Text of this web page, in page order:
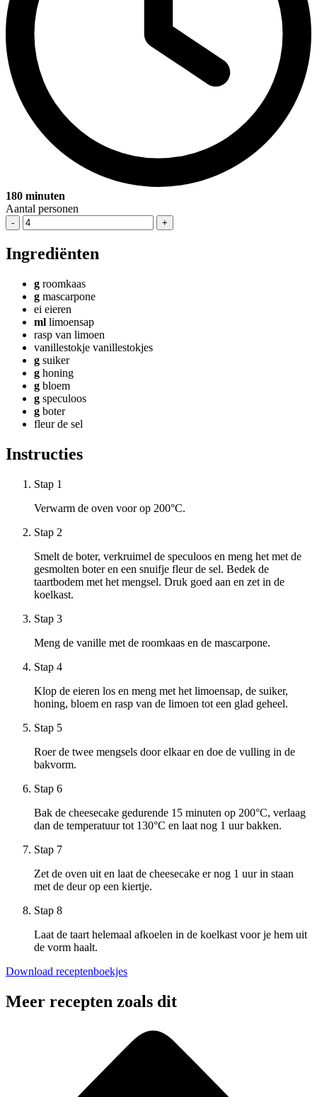
180 minuten
Aantal personen
- +
Ingrediënten
g roomkaas
g mascarpone
ei eieren
ml limoensap
rasp van limoen
vanillestokje vanillestokjes
g suiker
g honing
g bloem
g speculoos
g boter
fleur de sel
Instructies
Stap 1
Verwarm de oven voor op 200°C.
Stap 2
Smelt de boter, verkruimel de speculoos en meng het met de
gesmolten boter en een snuifje fleur de sel. Bedek de
taartbodem met het mengsel. Druk goed aan en zet in de
koelkast.
Stap 3
Meng de vanille met de roomkaas en de mascarpone.
Stap 4
Klop de eieren los en meng met het limoensap, de suiker,
honing, bloem en rasp van de limoen tot een glad geheel.
Stap 5
Roer de twee mengsels door elkaar en doe de vulling in de
bakvorm.
Stap 6
Bak de cheesecake gedurende 15 minuten op 200°C, verlaag
dan de temperatuur tot 130°C en laat nog 1 uur bakken.
Stap 7
Zet de oven uit en laat de cheesecake er nog 1 uur in staan
met de deur op een kiertje.
Stap 8
Laat de taart helemaal afkoelen in de koelkast voor je hem uit
de vorm haalt.
Download receptenboekjes
Meer recepten zoals dit